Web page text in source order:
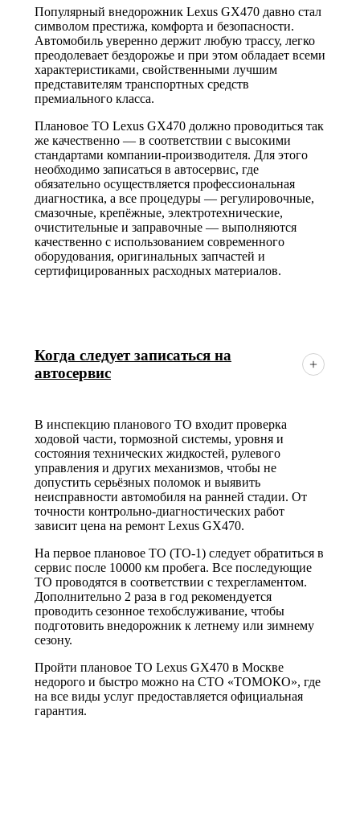
Популярный внедорожник Lexus GX470 давно стал
символом престижа, комфорта и безопасности.
Автомобиль уверенно держит любую трассу, легко
преодолевает бездорожье и при этом обладает всеми
характеристиками, свойственными лучшим
представителям транспортных средств
премиального класса.
Плановое ТО Lexus GX470 должно проводиться так
же качественно — в соответствии с высокими
стандартами компании-производителя. Для этого
необходимо записаться в автосервис, где
обязательно осуществляется профессиональная
диагностика, а все процедуры — регулировочные,
смазочные, крепёжные, электротехнические,
очистительные и заправочные — выполняются
качественно с использованием современного
оборудования, оригинальных запчастей и
сертифицированных расходных материалов.
Когда следует записаться на
автосервис
В инспекцию планового ТО входит проверка
ходовой части, тормозной системы, уровня и
состояния технических жидкостей, рулевого
управления и других механизмов, чтобы не
допустить серьёзных поломок и выявить
неисправности автомобиля на ранней стадии. От
точности контрольно-диагностических работ
зависит цена на ремонт Lexus GX470.
На первое плановое ТО (ТО-1) следует обратиться в
сервис после 10000 км пробега. Все последующие
ТО проводятся в соответствии с техрегламентом.
Дополнительно 2 раза в год рекомендуется
проводить сезонное техобслуживание, чтобы
подготовить внедорожник к летнему или зимнему
сезону.
Пройти плановое ТО Lexus GX470 в Москве
недорого и быстро можно на СТО «ТОМОКО», где
на все виды услуг предоставляется официальная
гарантия.